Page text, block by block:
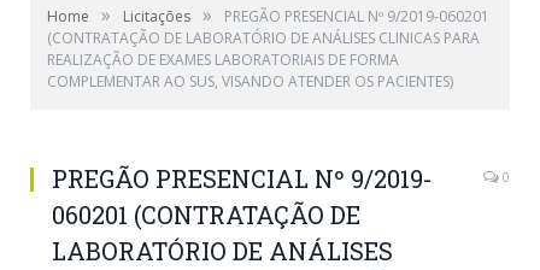
Home » Licitações »
PREGÃO PRESENCIAL Nº 9/2019-060201
(CONTRATAÇÃO DE LABORATÓRIO DE ANÁLISES CLINICAS PARA
REALIZAÇÃO DE EXAMES LABORATORIAIS DE FORMA
COMPLEMENTAR AO SUS, VISANDO ATENDER OS PACIENTES)
PREGÃO PRESENCIAL Nº 9/2019-
060201 (CONTRATAÇÃO DE
LABORATÓRIO DE ANÁLISES
0